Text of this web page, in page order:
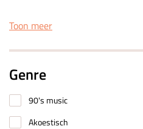
Toon meer
Genre
90's music
Akoestisch